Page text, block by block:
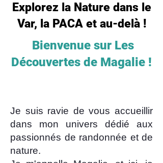
Explorez la Nature dans le
Var, la PACA et au-delà !
Bienvenue sur Les
Découvertes de Magalie !
Je suis ravie de vous accueillir
dans mon univers dédié aux
passionnés de randonnée et de
nature.